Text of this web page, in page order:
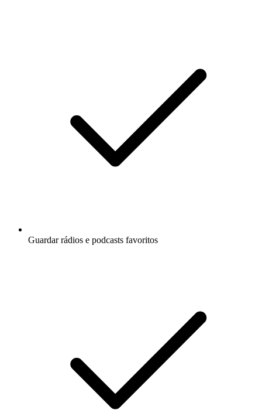
Guardar rádios e podcasts favoritos